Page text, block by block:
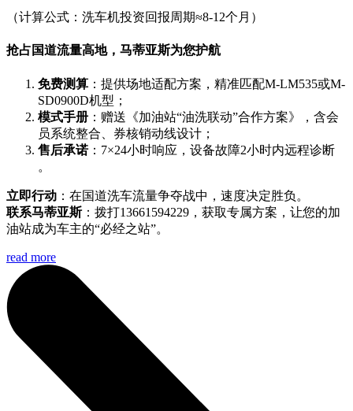
（计算公式：洗车机投资回报周期≈8-12个月）
抢占国道流量高地，马蒂亚斯为您护航
免费测算 ：提供场地适配方案，精准匹配M-LM535或M-
SD0900D机型；
模式手册 ：赠送《加油站“油洗联动”合作方案》，含会
员系统整合、券核销动线设计；
售后承诺：7×24小时响应，设备故障2小时内远程诊断
。
立即行动 ：在国道洗车流量争夺战中，速度决定胜负。
联系马蒂亚斯：拨打13661594229，获取专属方案，让您的加
油站成为车主的“必经之站”。
read more